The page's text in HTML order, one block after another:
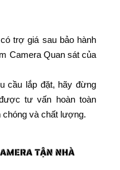
trợ giá sau bảo hành
Camera Quan sát của
cầu lắp đặt, hãy đừng
tư vấn hoàn toàn
chóng và chất lượng.